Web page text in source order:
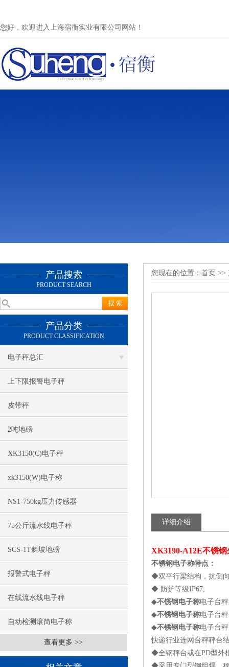
您好，欢迎进入上海宿衡实业有限公司网站！
产品搜索
PRODUCT SEARCH
产品分类
PRODUCT CLASSIFICATION
电子秤总汇
上下限报警电子秤
皮带秤
2吨地磅
XK3150(C)电子秤
xk3150(W)电子称
NS1-750kg压力传感器
75公斤流水线电子秤
SCS-1T斜坡地磅
报警式电子秤
在线流水线电子秤
自动检测滚筒电子称
查看更多 >>
您现在的位置： 首页 >>
详细介绍
XK3190-A12E不锈
不锈钢电子称特点：
◆双平行梁结构，抗侧
◆ 防护等级IP67;
◆不锈钢电子称电子台
◆不锈钢电子称电子台
◆不锈钢电子称电子台
快递行业连网台秤秤台
◆全钢秤台或在PD型外